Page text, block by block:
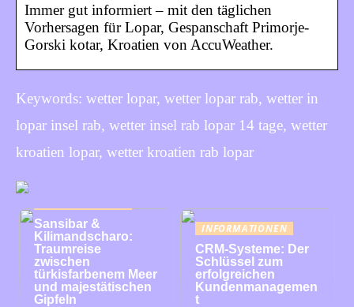
Immer gut informiert – mit den täglichen
Vorhersagen für Lopar, Gespanschaft Primorje-
Gorski kotar, Kroatien von AccuWeather.
Keywords: wetter lopar, wetter lopar rab, wetter in
lopar insel rab, wetter insel rab lopar 14 tage, wetter
kroatien lopar, wetter kroatien rab lopar
Sansibar &
Kilimandscharo:
Traumreise
zwischen
türkisfarbenem Meer
und majestätischen
Gipfeln
INFORMATIONEN
CRM-Systeme: Der
Schlüssel zum
erfolgreichen
Kundenmanagemen
t